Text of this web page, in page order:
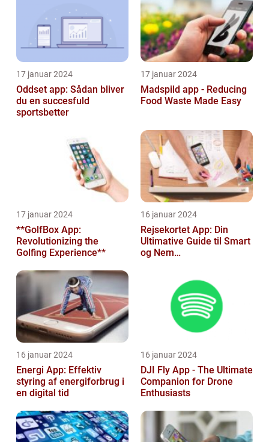
17 januar 2024
Oddset app: Sådan bliver
du en succesfuld
sportsbetter
17 januar 2024
Madspild app - Reducing
Food Waste Made Easy
17 januar 2024
**GolfBox App:
Revolutionizing the
Golfing Experience**
16 januar 2024
Rejsekortet App: Din
Ultimative Guide til Smart
og Nem
16 januar 2024
Energi App: Effektiv
styring af energiforbrug i
en digital tid
16 januar 2024
DJI Fly App - The Ultimate
Companion for Drone
Enthusiasts